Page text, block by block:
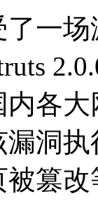
了一
各
洞
篡